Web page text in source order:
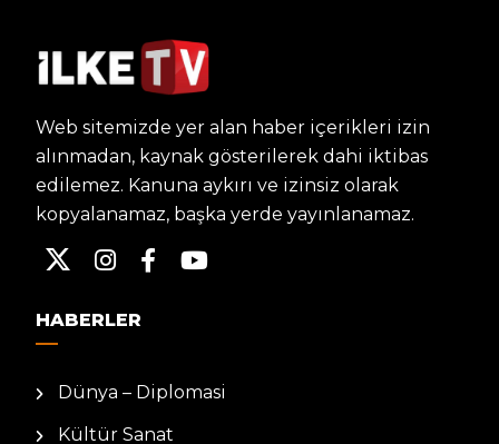
Web sitemizde yer alan haber içerikleri izin
alınmadan, kaynak gösterilerek dahi iktibas
edilemez. Kanuna aykırı ve izinsiz olarak
kopyalanamaz, başka yerde yayınlanamaz.
HABERLER
Dünya – Diplomasi
Kültür Sanat